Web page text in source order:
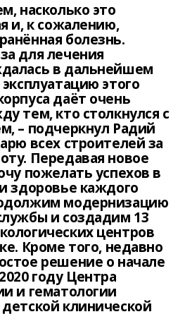
насколько это
и, к сожалению,
болезнь.
для лечения
в дальнейшем
этого
даёт очень
тем, кто столкнулся с
– подчеркнул Радий
всех строителей за
Передавая новое
пожелать успехов в
здоровье каждого
модернизацию
и создадим 13
центров
Кроме того, недавно
решение о начале
году Центра
и гематологии
клинической